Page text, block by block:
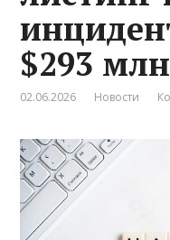
$293 млн
02.06.2026 Новости